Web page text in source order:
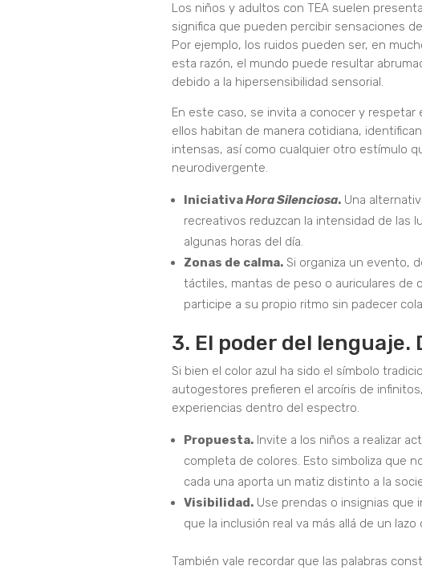
Los niños y adultos con TEA suelen
significa que pueden percibir sensaciones
Por ejemplo, los ruidos pueden ser, en
esta razón, el mundo puede resultar
debido a la hipersensibilidad sensorial.
En este caso, se invita a conocer y
ellos habitan de manera cotidiana,
intensas, así como cualquier otro estímulo
neurodivergente.
IniciativaHora Silenciosa.Una
recreativos reduzcan la intensidad de las
algunas horas del día.
Zonas de calma.Si organiza un evento,
táctiles, mantas de peso o auriculares de
participe a su propio ritmo sin padecer
3. El poder del lenguaje.
Si bien el color azul ha sido el símbolo
autogestores prefieren el arcoíris de
experiencias dentro del espectro.
Propuesta.Invite a los niños a realizar
completa de colores. Esto simboliza que
cada una aporta un matiz distinto a la
Visibilidad.Use prendas o insignias que
que la inclusión real va más allá de un lazo
También vale recordar que las palabras